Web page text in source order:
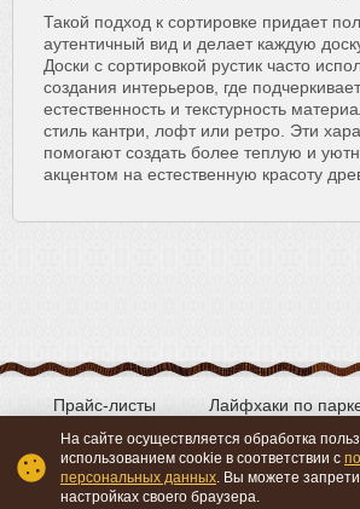
Такой подход к сортировке придает
аутентичный вид и делает каждую
Доски с сортировкой рустик часто
создания интерьеров, где
естественность и текстурность
стиль кантри, лофт или ретро. Эти
помогают создать более теплую и
акцентом на естественную красоту
Лайфхаки по
Прайс-листы
На сайте осуществляется обработка
использованием cookie в соответствии с
персональных данных. Вы можете
настройках своего браузера.